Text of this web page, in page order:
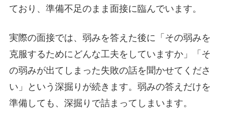
ており、準備不足のまま面接に臨んでいます。
実際の面接では、弱みを答えた後に「その弱みを
克服するためにどんな工夫をしていますか」「そ
の弱みが出てしまった失敗の話を聞かせてくださ
い」という深掘りが続きます。弱みの答えだけを
準備しても、深掘りで詰まってしまいます。